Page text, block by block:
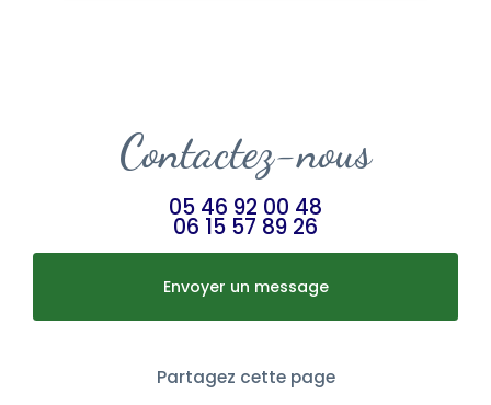
Contactez-nous
05 46 92 00 48
06 15 57 89 26
Envoyer un message
Partagez cette page